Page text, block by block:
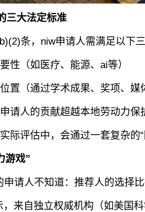
三大法定标准
条，niw申请人需满足以下三
（如医疗、能源、ai等）
（通过学术成果、奖项、媒
人的贡献超越本地劳动力保
评估中，会通过一套复杂的“
游戏”
人不知道：‌推荐人的选择比
自独立权威机构（如美国科